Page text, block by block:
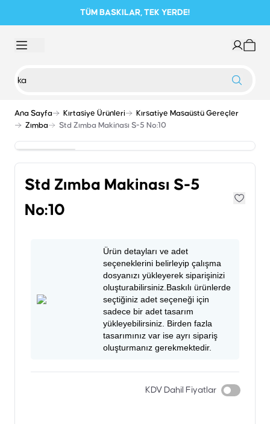
TÜM BASKILAR, TEK YERDE!
Ana Sayfa Kırtasiye Ürünleri
Kırsatiye Masaüstü Gereçler
Zımba
Std Zımba Makinası S-5 No:10
Std Zımba Makinası S-5
No:10
Ürün detayları ve adet
seçeneklerini belirleyip çalışma
dosyanızı yükleyerek siparişinizi
oluşturabilirsiniz.Baskılı ürünlerde
seçtiğiniz adet seçeneği için
sadece bir adet tasarım
yükleyebilirsiniz. Birden fazla
tasarımınız var ise ayrı sipariş
oluşturmanız gerekmektedir.
KDV Dahil Fiyatlar